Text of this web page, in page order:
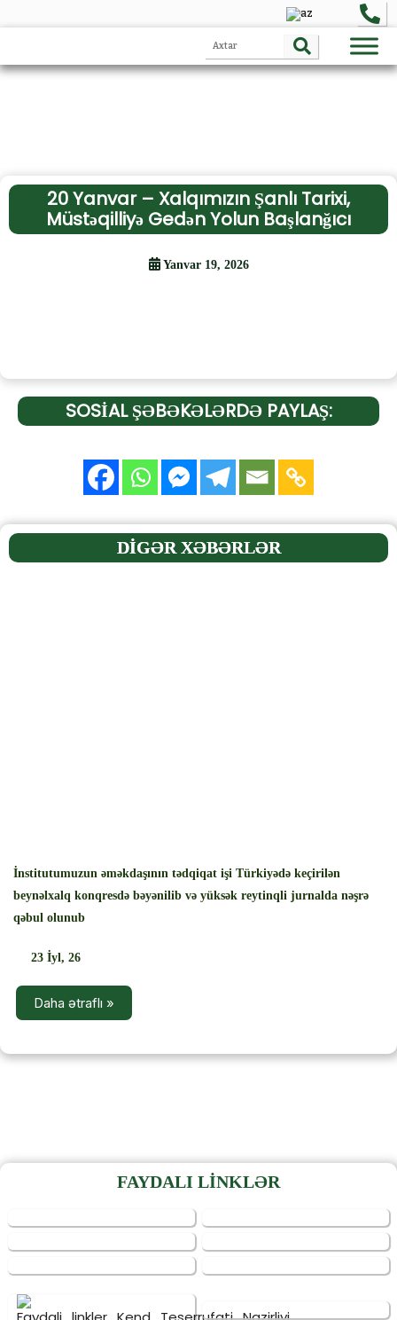
20 Yanvar – Xalqımızın Şanlı Tarixi,
Müstəqilliyə Gedən Yolun Başlanğıcı
Yanvar 19, 2026
SOSİAL ŞƏBƏKƏLƏRDƏ PAYLAŞ:
DİGƏR XƏBƏRLƏR
İnstitutumuzun əməkdaşının tədqiqat işi Türkiyədə keçirilən
beynəlxalq konqresdə bəyənilib və yüksək reytinqli jurnalda nəşrə
qəbul olunub
23 İyl, 26
Daha ətraflı »
FAYDALI LİNKLƏR